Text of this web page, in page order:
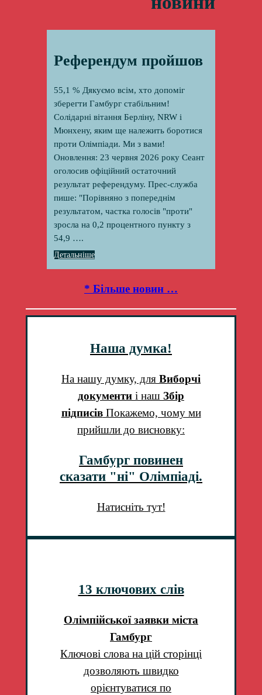
Референдум пройшов
55,1 % Дякуємо всім, хто допоміг
зберегти Гамбург стабільним!
Солідарні вітання Берліну, NRW і
Мюнхену, яким ще належить боротися
проти Олімпіади. Ми з вами!
Оновлення: 23 червня 2026 року Сеант
оголосив офіційний остаточний
результат референдуму. Прес-служба
пише: "Порівняно з попереднім
результатом, частка голосів "проти"
зросла на 0,2 процентного пункту з
54,9 ….
Детальніше
* Більше новин …
Наша думка!
На нашу думку, для Виборчі
документи і наш Збір
підписівПокажемо, чому ми
прийшли до висновку:
Гамбург повинен
сказати "ні" Олімпіаді.
Натисніть тут!
13 ключових слів
Олімпійської заявки міста
Гамбург
Ключові слова на цій сторінці
дозволяють швидко
орієнтуватися по